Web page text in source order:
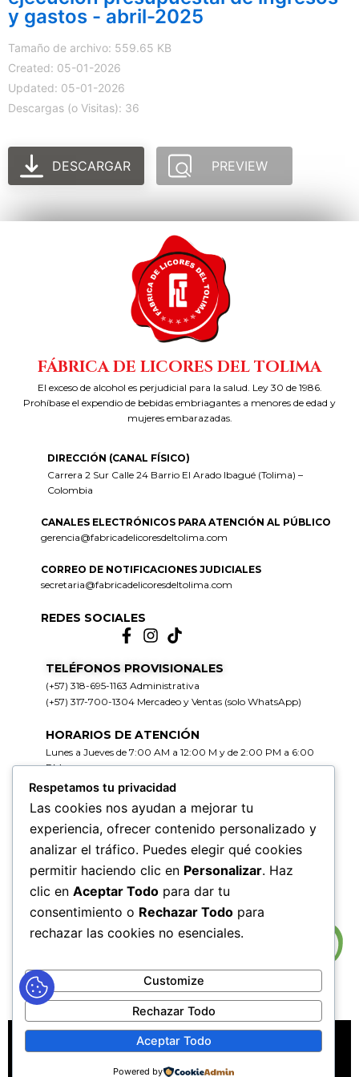
y gastos - abril-2025
Tamaño de archivo: 559.65 KB
Created: 05-01-2026
Updated: 05-01-2026
Descargas (o Visitas): 36
DESCARGAR PREVIEW
FÁBRICA DE LICORES DEL TOLIMA
El exceso de alcohol es perjudicial para la salud. Ley 30 de 1986.
Prohíbase el expendio de bebidas embriagantes a menores de edad y
mujeres embarazadas.
DIRECCIÓN (CANAL FÍSICO)
Carrera 2 Sur Calle 24 Barrio El Arado Ibagué (Tolima) –
Colombia
CANALES ELECTRÓNICOS PARA ATENCIÓN AL PÚBLICO
gerencia@fabricadelicoresdeltolima.com
CORREO DE NOTIFICACIONES JUDICIALES
secretaria@fabricadelicoresdeltolima.com
REDES SOCIALES
TELÉFONOS PROVISIONALES
(+57) 318-695-1163 Administrativa
(+57) 317-700-1304 Mercadeo y Ventas (solo WhatsApp)
HORARIOS DE ATENCIÓN
Lunes a Jueves de 7:00 AM a 12:00 M y de 2:00 PM a 6:00
PM
Viernes de 7:00 AM a 12:00 M y de 2:00 PM a 5:00 PM
HORARIOS DE RADICACIÓN DE
CORRESPONDENCIA
Lunes a Jueves de 7:30 AM a 11:30 AM y de 2:00 PM a 5:00
PM
Viernes de 7:30 AM a 11:30 PM y de 2:00 PM a 4:00 PM
MAPA DEL SITIOPOLÍTICAS DE PRIVACIDAD
POLÍTICAS DE DERECHOS DE AUTOR
Respetamos tu privacidad
Las cookies nos ayudan a mejorar tu
experiencia, ofrecer contenido personalizado y
analizar el tráfico. Puedes elegir qué cookies
permitir haciendo clic en Personalizar. Haz
clic en Aceptar Todo para dar tu
consentimiento o Rechazar Todo para
rechazar las cookies no esenciales.
Customize
Rechazar Todo
Aceptar Todo
Powered by